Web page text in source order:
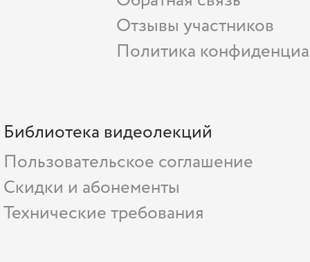
Отзывы участников
Политика
Библиотека видеолекций
Пользовательское соглашение
Скидки и абонементы
Технические требования